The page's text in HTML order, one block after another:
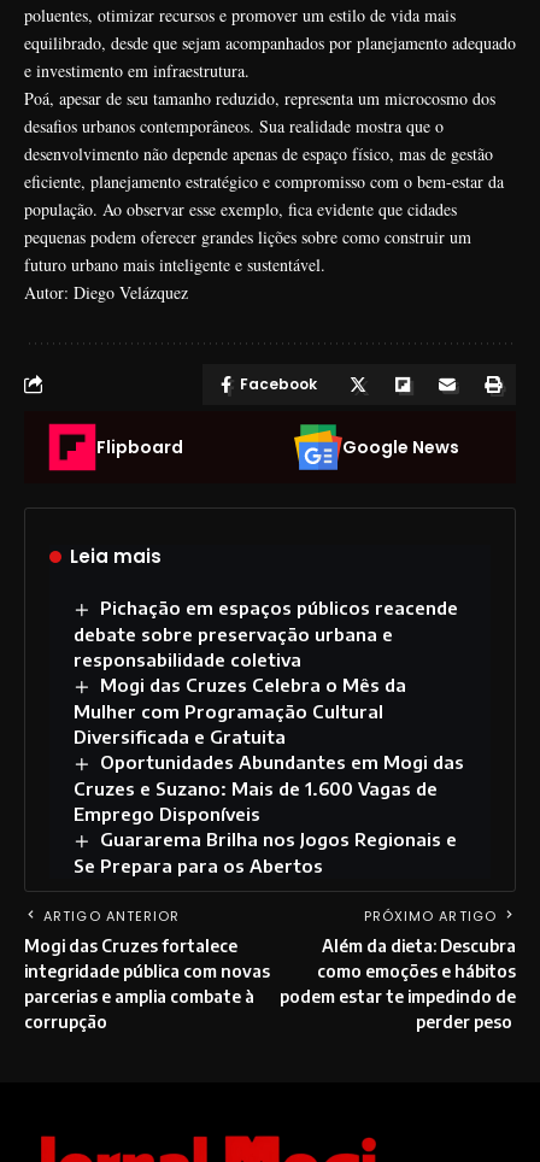
poluentes, otimizar recursos e promover um estilo de vida mais
equilibrado, desde que sejam acompanhados por planejamento adequado
e investimento em infraestrutura.
Poá, apesar de seu tamanho reduzido, representa um microcosmo dos
desafios urbanos contemporâneos. Sua realidade mostra que o
desenvolvimento não depende apenas de espaço físico, mas de gestão
eficiente, planejamento estratégico e compromisso com o bem-estar da
população. Ao observar esse exemplo, fica evidente que cidades
pequenas podem oferecer grandes lições sobre como construir um
futuro urbano mais inteligente e sustentável.
Autor: Diego Velázquez
Facebook
Flipboard Google News
Leia mais
Pichação em espaços públicos reacende
debate sobre preservação urbana e
responsabilidade coletiva
Mogi das Cruzes Celebra o Mês da
Mulher com Programação Cultural
Diversificada e Gratuita
Oportunidades Abundantes em Mogi das
Cruzes e Suzano: Mais de 1.600 Vagas de
Emprego Disponíveis
Guararema Brilha nos Jogos Regionais e
Se Prepara para os Abertos
ARTIGO ANTERIOR
Mogi das Cruzes fortalece
integridade pública com novas
parcerias e amplia combate à
corrupção
PRÓXIMO ARTIGO
Além da dieta: Descubra
como emoções e hábitos
podem estar te impedindo de
perder peso